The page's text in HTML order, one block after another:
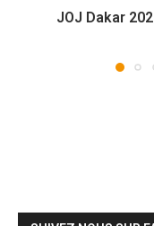
JOJ Dakar